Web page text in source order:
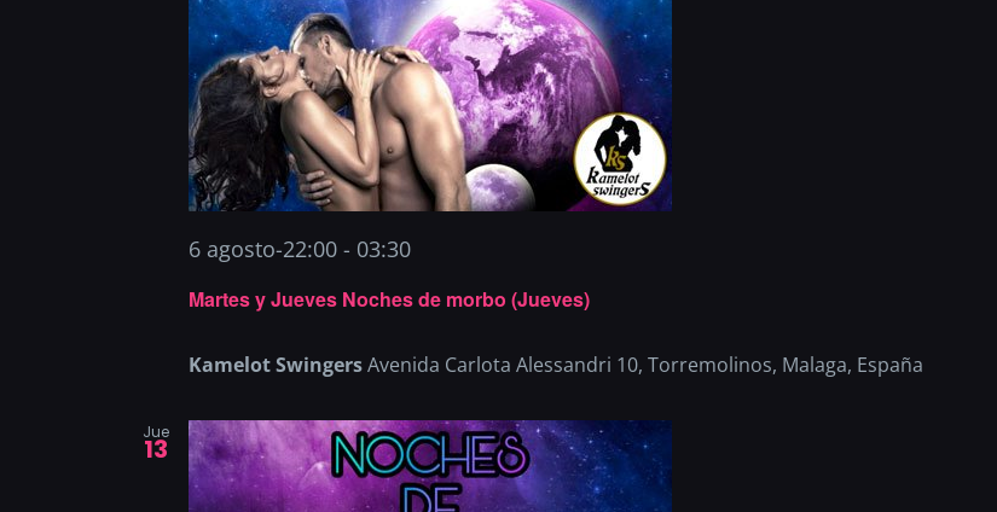
Martes y Jueves Noches de morbo (Jueves)
6 agosto-22:00 - 03:30
Kamelot SwingersAvenida Carlota Alessandri 10, Torremolinos, Malaga, España
Jue
13